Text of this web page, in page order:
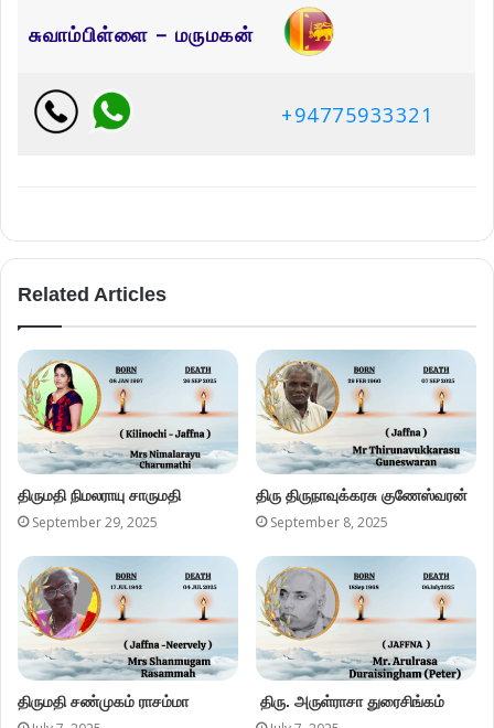
சுவாம்பிள்ளை – மருமகன்
+94775933321
Related Articles
திருமதி நிமலராயு சாருமதி
September 29, 2025
திரு திருநாவுக்கரசு குணேஸ்வரன்
September 8, 2025
திருமதி சண்முகம் ராசம்மா திரு. அருள்ராசா துரைசிங்கம்